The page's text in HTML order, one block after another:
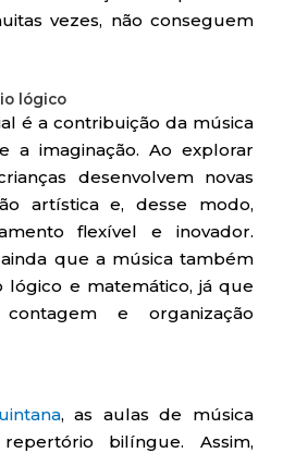
vezes, não conseguem
lógico
é a contribuição da música
a imaginação. Ao explorar
desenvolvem novas
artística e, desse modo,
flexível e inovador.
que a música também
lógico e matemático, já que
e organização
, as aulas de música
bilíngue. Assim,